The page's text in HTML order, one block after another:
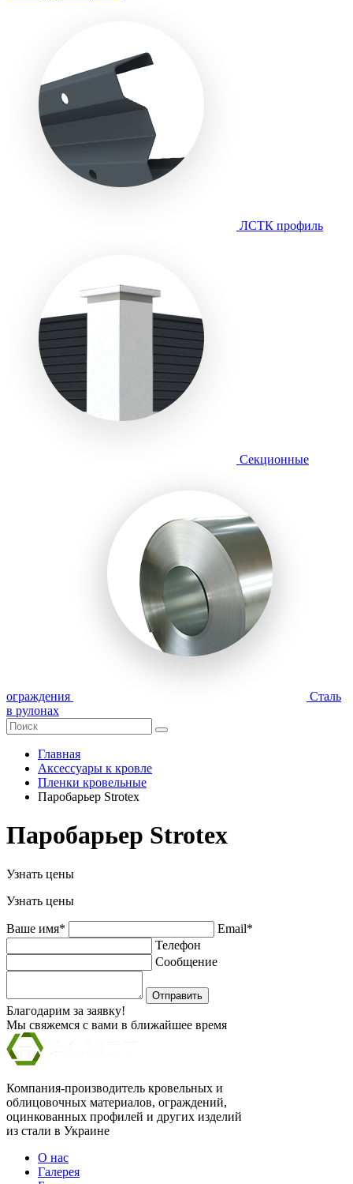
ЛСТК профиль
Секционные
ограждения
Сталь
в рулонах
Главная
Аксессуары к кровле
Пленки кровельные
Паробарьер Strotex
Паробарьер Strotex
Узнать цены
Узнать цены
Ваше имя*
Email*
Телефон
Сообщение
Отправить
Благодарим за заявку!
Мы свяжемся с вами в ближайшее время
Компания-производитель кровельных и
облицовочных материалов, ограждений,
оцинкованных профилей и других изделий
из стали в Украине
О нас
Галерея